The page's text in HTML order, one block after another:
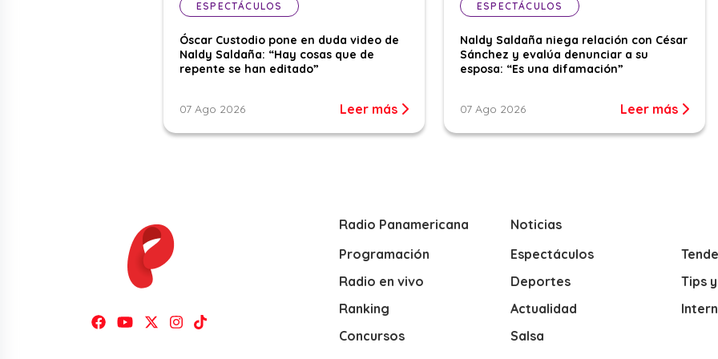
ESPECTÁCULOS
Óscar Custodio pone en duda video de
Naldy Saldaña: “Hay cosas que de
repente se han editado”
07 Ago 2026 Leer más
ESPECTÁCULOS
Naldy Saldaña niega relación con César
Sánchez y evalúa denunciar a su
esposa: “Es una difamación”
07 Ago 2026 Leer más
Radio Panamericana
Programación
Radio en vivo
Ranking
Concursos
Noticias
Espectáculos
Deportes
Actualidad
Salsa
Tips